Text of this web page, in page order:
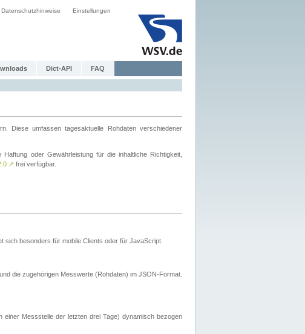
Datenschutzhinweise Einstellungen
Dict-API FAQ
Diese umfassen tagesaktuelle Rohdaten verschiedener
oder Gewährleistung für die inhaltliche Richtigkeit,
↗ frei verfügbar.
sich besonders für mobile Clients oder für JavaScript.
die zugehörigen Messwerte (Rohdaten) im JSON-Format.
Messstelle der letzten drei Tage) dynamisch bezogen